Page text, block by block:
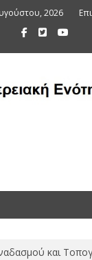
2026
και